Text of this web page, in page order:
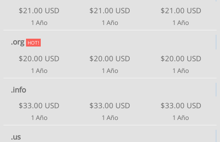
$21.00 USD
1 Año
$21.00 USD
1 Año
$21.00 USD
1 Año
.org HOT!
$20.00 USD
1 Año
$20.00 USD
1 Año
$20.00 USD
1 Año
.info
$33.00 USD
1 Año
$33.00 USD
1 Año
$33.00 USD
1 Año
.us